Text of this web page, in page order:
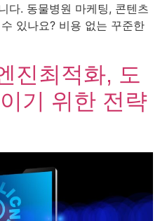
다. 동물병원 마케팅, 콘텐츠
있나요? 비용 없는 꾸준한
진최적화, 도
기 위한 전략